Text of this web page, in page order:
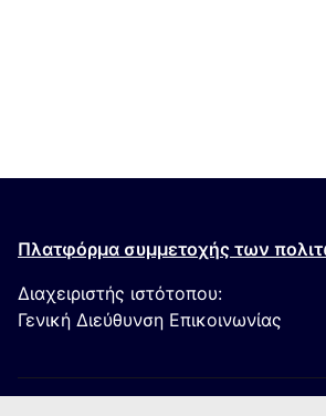
Πλατφόρμα συμμετοχής των
Διαχειριστής ιστότοπου:
Γενική Διεύθυνση Επικοινωνίας